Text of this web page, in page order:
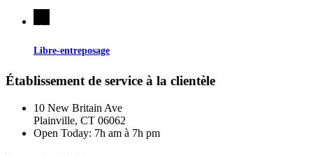
Libre-entreposage
Établissement de service à la clientèle
10 New Britain Ave
Plainville, CT 06062
Open Today: 7h am à 7h pm